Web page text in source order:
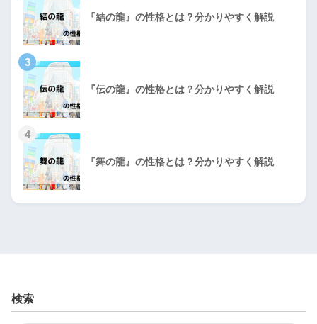
『結の龍』の性格とは？分かりやすく解説
3
『伝の龍』の性格とは？分かりやすく解説
4
『舞の龍』の性格とは？分かりやすく解説
検索